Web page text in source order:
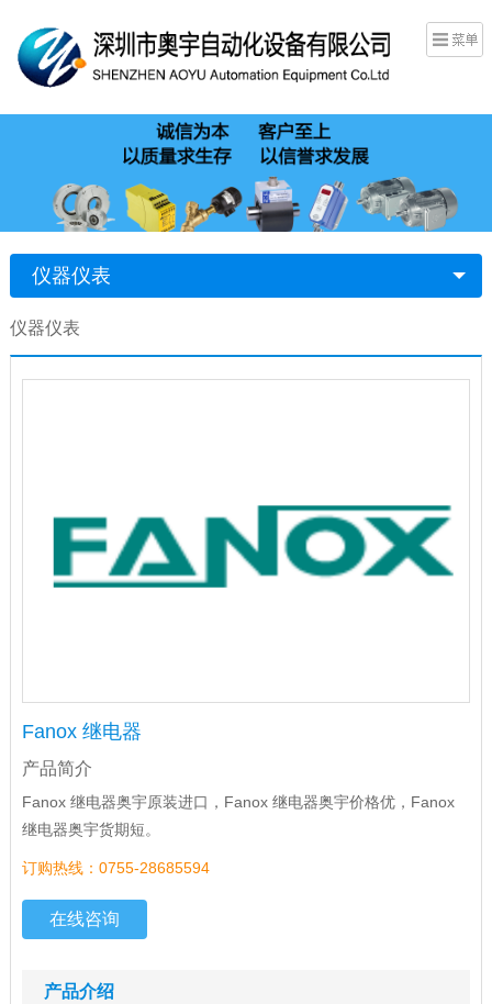
仪器仪表
仪器仪表
Fanox 继电器
产品简介
Fanox 继电器奥宇原装进口，Fanox 继电器奥宇价格优，Fanox
继电器奥宇货期短。
订购热线：0755-28685594
在线咨询
产品介绍